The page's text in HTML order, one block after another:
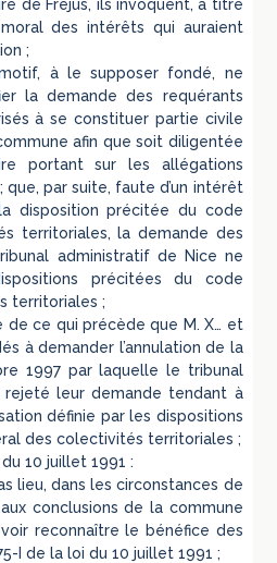
de Fréjus, ils invoquent, à titre
des intérêts qui auraient
;
à le supposer fondé, ne
la demande des requérants
à se constituer partie civile
afin que soit diligentée
portant sur les allégations
par suite, faute d’un intérêt
disposition précitée du code
territoriales, la demande des
administratif de Nice ne
précitées du code
territoriales ;
de ce qui précède que M. X… et
à demander l’annulation de la
1997 par laquelle le tribunal
leur demande tendant à
définie par les dispositions
des colectivités territoriales ;
10 juillet 1991 :
lieu, dans les circonstances de
conclusions de la commune
reconnaître le bénéfice des
I de la loi du 10 juillet 1991 ;